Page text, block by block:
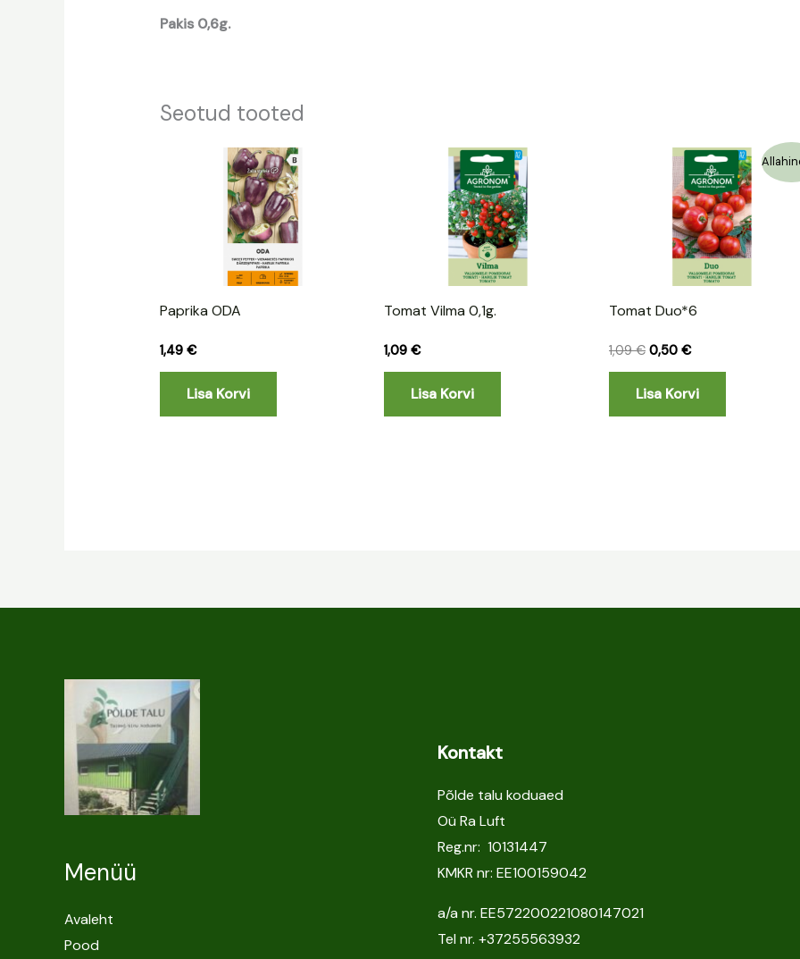
Pakis 0,6g.
Seotud tooted
Paprika ODA
1,49 €
Lisa Korvi
Tomat Vilma 0,1g.
1,09€
Lisa Korvi
Tomat Duo*6
1,09€
Algne
hind
1,09 €.
0,50 €
Praegune
hind
on:
0,50 €.
Lisa Korvi
Menüü
Avaleht
Pood
Kontakt
Põlde talu koduaed
Oü Ra Luft
Reg.nr: 10131447
KMKR nr: EE100159042
a/a nr. EE572200221080147021
Tel nr. +37255563932